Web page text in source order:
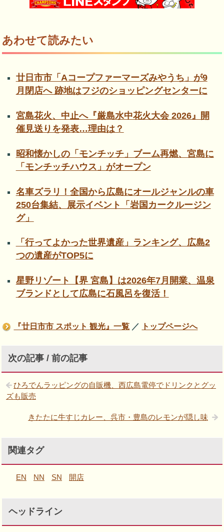
あわせて読みたい
廿日市市「Aコープファーマーズみやうち」が9
月閉店へ 跡地はフジのショッピングセンターに
宮島花火、中止へ『厳島水中花火大会 2026』開
催見送りを発表…理由は？
昭和懐かしの「モンチッチ」ブーム再燃、宮島に
「モンチッチハウス」がオープン
名車ズラリ！全国から広島にオールジャンルの車
250台集結、展示イベント「岩国カークルージン
グ」
「行ってよかった世界遺産」ランキング、広島2
つの遺産がTOP5に
星野リゾート【界 宮島】は2026年7月開業、温泉
ブランドとして広島に石風呂を復活！
『廿日市市 スポット 観光』一覧 ／ トップページへ
次の記事 / 前の記事
ひろでんラッピングの自販機、西広島電停でドリンクとグッ
ズも販売
きたたに牛すじカレー、呉市・豊島のレモンが隠し味
関連タグ
EN NN SN 開店
ヘッドライン